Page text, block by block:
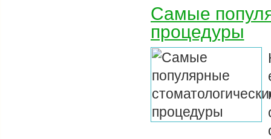
Самые
процедуры